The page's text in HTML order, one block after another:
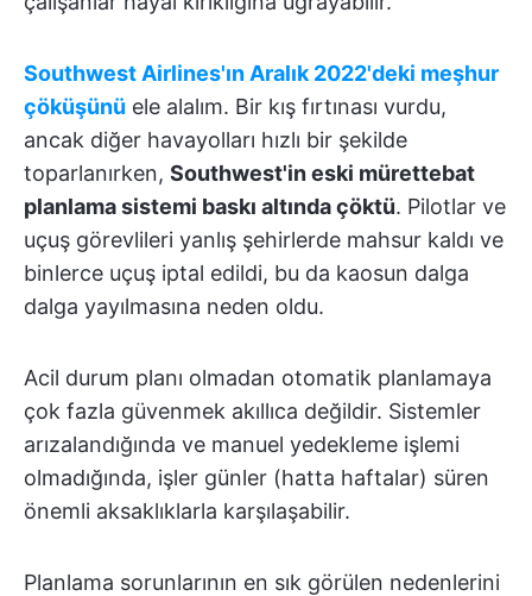
Southwest Airlines'ın Aralık 2022'deki meşhur
çöküşünü ele alalım. Bir kış fırtınası vurdu,
ancak diğer havayolları hızlı bir şekilde
toparlanırken, Southwest'in eski mürettebat
planlama sistemi baskı altında çöktü. Pilotlar ve
uçuş görevlileri yanlış şehirlerde mahsur kaldı ve
binlerce uçuş iptal edildi, bu da kaosun dalga
dalga yayılmasına neden oldu.
Acil durum planı olmadan otomatik planlamaya
çok fazla güvenmek akıllıca değildir. Sistemler
arızalandığında ve manuel yedekleme işlemi
olmadığında, işler günler (hatta haftalar) süren
önemli aksaklıklarla karşılaşabilir.
Planlama sorunlarının en sık görülen nedenlerini